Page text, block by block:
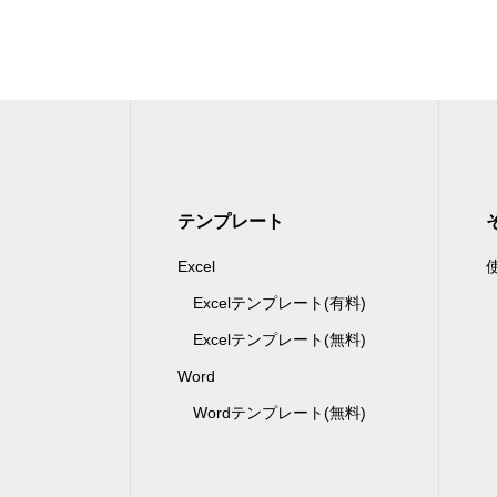
テンプレート
Excel
Excelテンプレート(有料)
Excelテンプレート(無料)
Word
Wordテンプレート(無料)